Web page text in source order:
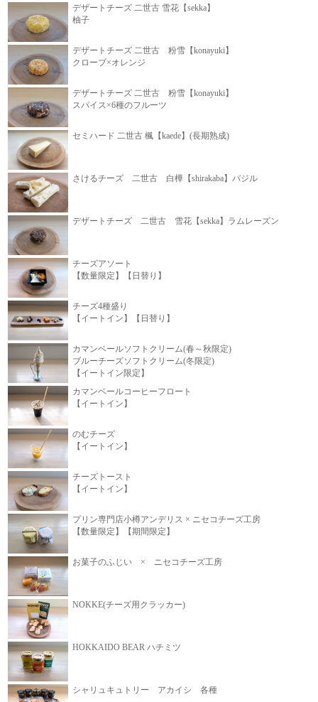
デザートチーズ 二世古 雪花【sekka】
柚子
デザートチーズ 二世古 粉雪【konayuki】
クローブ×オレンジ
デザートチーズ 二世古 粉雪【konayuki】
スパイス×6種のフルーツ
セミハード 二世古 楓【kaede】(長期熟成)
さけるチーズ 二世古 白樺【shirakaba】バジル
デザートチーズ 二世古 雪花【sekka】ラムレーズン
チーズアソート
【数量限定】【日替り】
チーズ4種盛り
【イートイン】【日替り】
カマンベールソフトクリーム(春～秋限定)
ブルーチーズソフトクリーム(冬限定)
【イートイン限定】
カマンベールコーヒーフロート
【イートイン】
のむチーズ
【イートイン】
チーズトースト
【イートイン】
プリン専門店小樽アンデリス × ニセコチーズ工房
【数量限定】【期間限定】
お菓子のふじい × ニセコチーズ工房
NOKKE(チーズ用クラッカー)
HOKKAIDO BEAR ハチミツ
シャリュキュトリー アカイシ 各種